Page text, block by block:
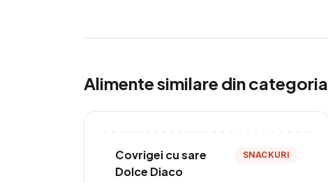
Alimente similare din categoria
Covrigei cu sare
Dolce Diaco
SNACKURI